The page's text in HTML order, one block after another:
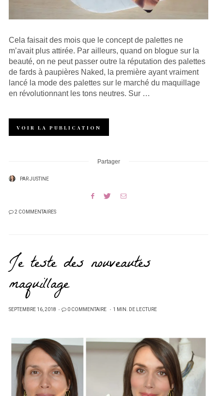
Cela faisait des mois que le concept de palettes ne
m’avait plus attirée. Par ailleurs, quand on blogue sur la
beauté, on ne peut passer outre la réputation des palettes
de fards à paupières Naked, la première ayant vraiment
lancé la mode des palettes sur le marché du maquillage
en révolutionnant les tons neutres. Sur …
VOIR LA PUBLICATION
Partager
PARJUSTINE
2 COMMENTAIRES
Je teste des nouveautés
maquillage
PUBLIÉ
SEPTEMBRE 16, 2018 0 COMMENTAIRE 1 MIN. DE LECTURE